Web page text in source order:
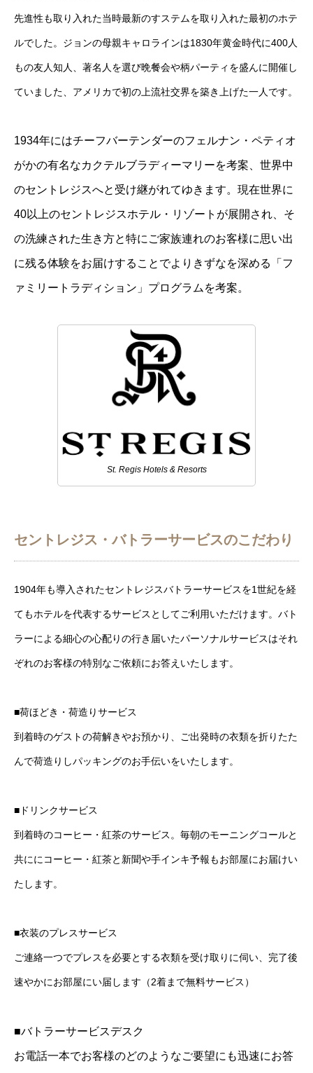
先進性も取り入れた当時最新のすステムを取り入れた最初のホテ
ルでした。ジョンの母親キャロラインは1830年黄金時代に400人
もの友人知人、著名人を選び晩餐会や柄パーティを盛んに開催し
ていました、アメリカで初の上流社交界を築き上げた一人です。
1934年にはチーフバーテンダーのフェルナン・ペティオ
がかの有名なカクテルブラディーマリーを考案、世界中
のセントレジスへと受け継がれてゆきます。現在世界に
40以上のセントレジスホテル・リゾートが展開され、そ
の洗練された生き方と特にご家族連れのお客様に思い出
に残る体験をお届けすることでよりきずなを深める「フ
ァミリートラディション」プログラムを考案。
St. Regis Hotels & Resorts
セントレジス・バトラーサービスのこだわり
1904年も導入されたセントレジスバトラーサービスを1世紀を経
てもホテルを代表するサービスとしてご利用いただけます。バト
ラーによる細心の心配りの行き届いたパーソナルサービスはそれ
ぞれのお客様の特別なご依頼にお答えいたします。
■荷ほどき・荷造りサービス
到着時のゲストの荷解きやお預かり、ご出発時の衣類を折りたた
んで荷造りしパッキングのお手伝いをいたします。
■ドリンクサービス
到着時のコーヒー・紅茶のサービス。毎朝のモーニングコールと
共ににコーヒー・紅茶と新聞や手インキ予報もお部屋にお届けい
たします。
■衣装のプレスサービス
ご連絡一つでプレスを必要とする衣類を受け取りに伺い、完了後
速やかにお部屋にい届します（2着まで無料サービス）
■バトラーサービスデスク
お電話一本でお客様のどのようなご要望にも迅速にお答